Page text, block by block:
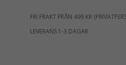
FRI FRAKT FRÅN 499 KR
LEVERANS 1-3 DAGAR